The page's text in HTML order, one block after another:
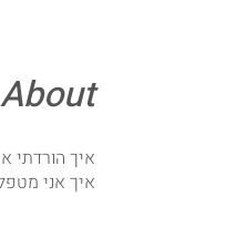
About
איך אני